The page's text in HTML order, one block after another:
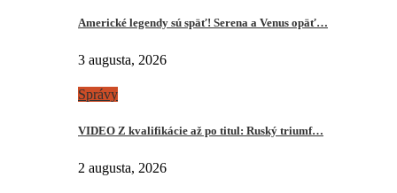
Americké legendy sú späť! Serena a Venus opäť…
3 augusta, 2026
Správy
VIDEO Z kvalifikácie až po titul: Ruský triumf…
2 augusta, 2026